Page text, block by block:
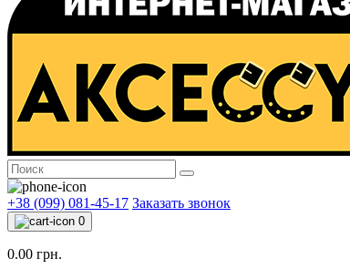
+38 (099) 081-45-17 Заказать звонок
0
0.00 грн.